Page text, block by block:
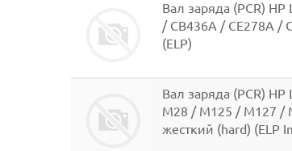
Вал заряда (PCR)
/ CB436A / CE278A /
(ELP)
Вал заряда (PCR)
M28 / M125 / M127 /
жесткий (hard) (ELP